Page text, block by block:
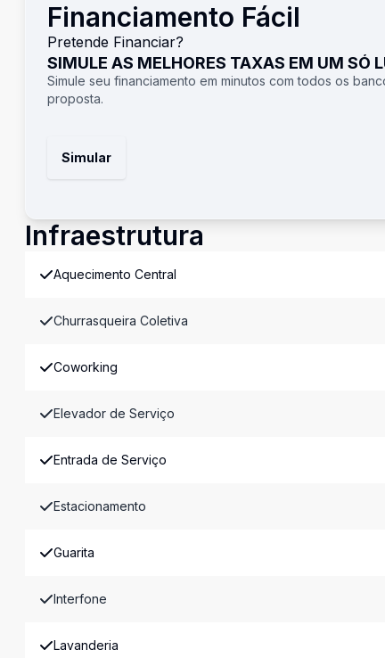
Financiamento Fácil
Pretende Financiar?
SIMULE AS MELHORES TAXAS EM UM SÓ
Simule seu financiamento em minutos com todos os
proposta.
Simular
Infraestrutura
Aquecimento Central
Churrasqueira Coletiva
Coworking
Elevador de Serviço
Entrada de Serviço
Estacionamento
Guarita
Interfone
Lavanderia